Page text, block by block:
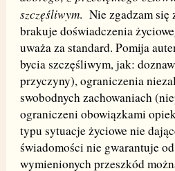
szczęśliwym. Nie zgadzam się
brakuje doświadczenia
uważa za standard. Pomija
bycia szczęśliwym, jak:
przyczyny), ograniczenia
swobodnych zachowaniach
ograniczeni obowiązkami
typu sytuacje życiowe nie
świadomości nie gwarantuje
wymienionych przeszkód